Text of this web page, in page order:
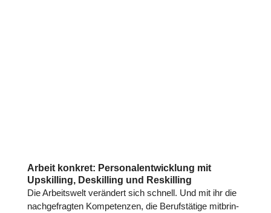
Arbeit konkret: Personalentwicklung mit
Upskilling, Deskilling und Reskilling
Die Arbeits­welt ver­än­dert sich schnell. Und mit ihr die
nach­ge­frag­ten Kom­pe­ten­zen, die Berufs­tä­tige mit­brin­